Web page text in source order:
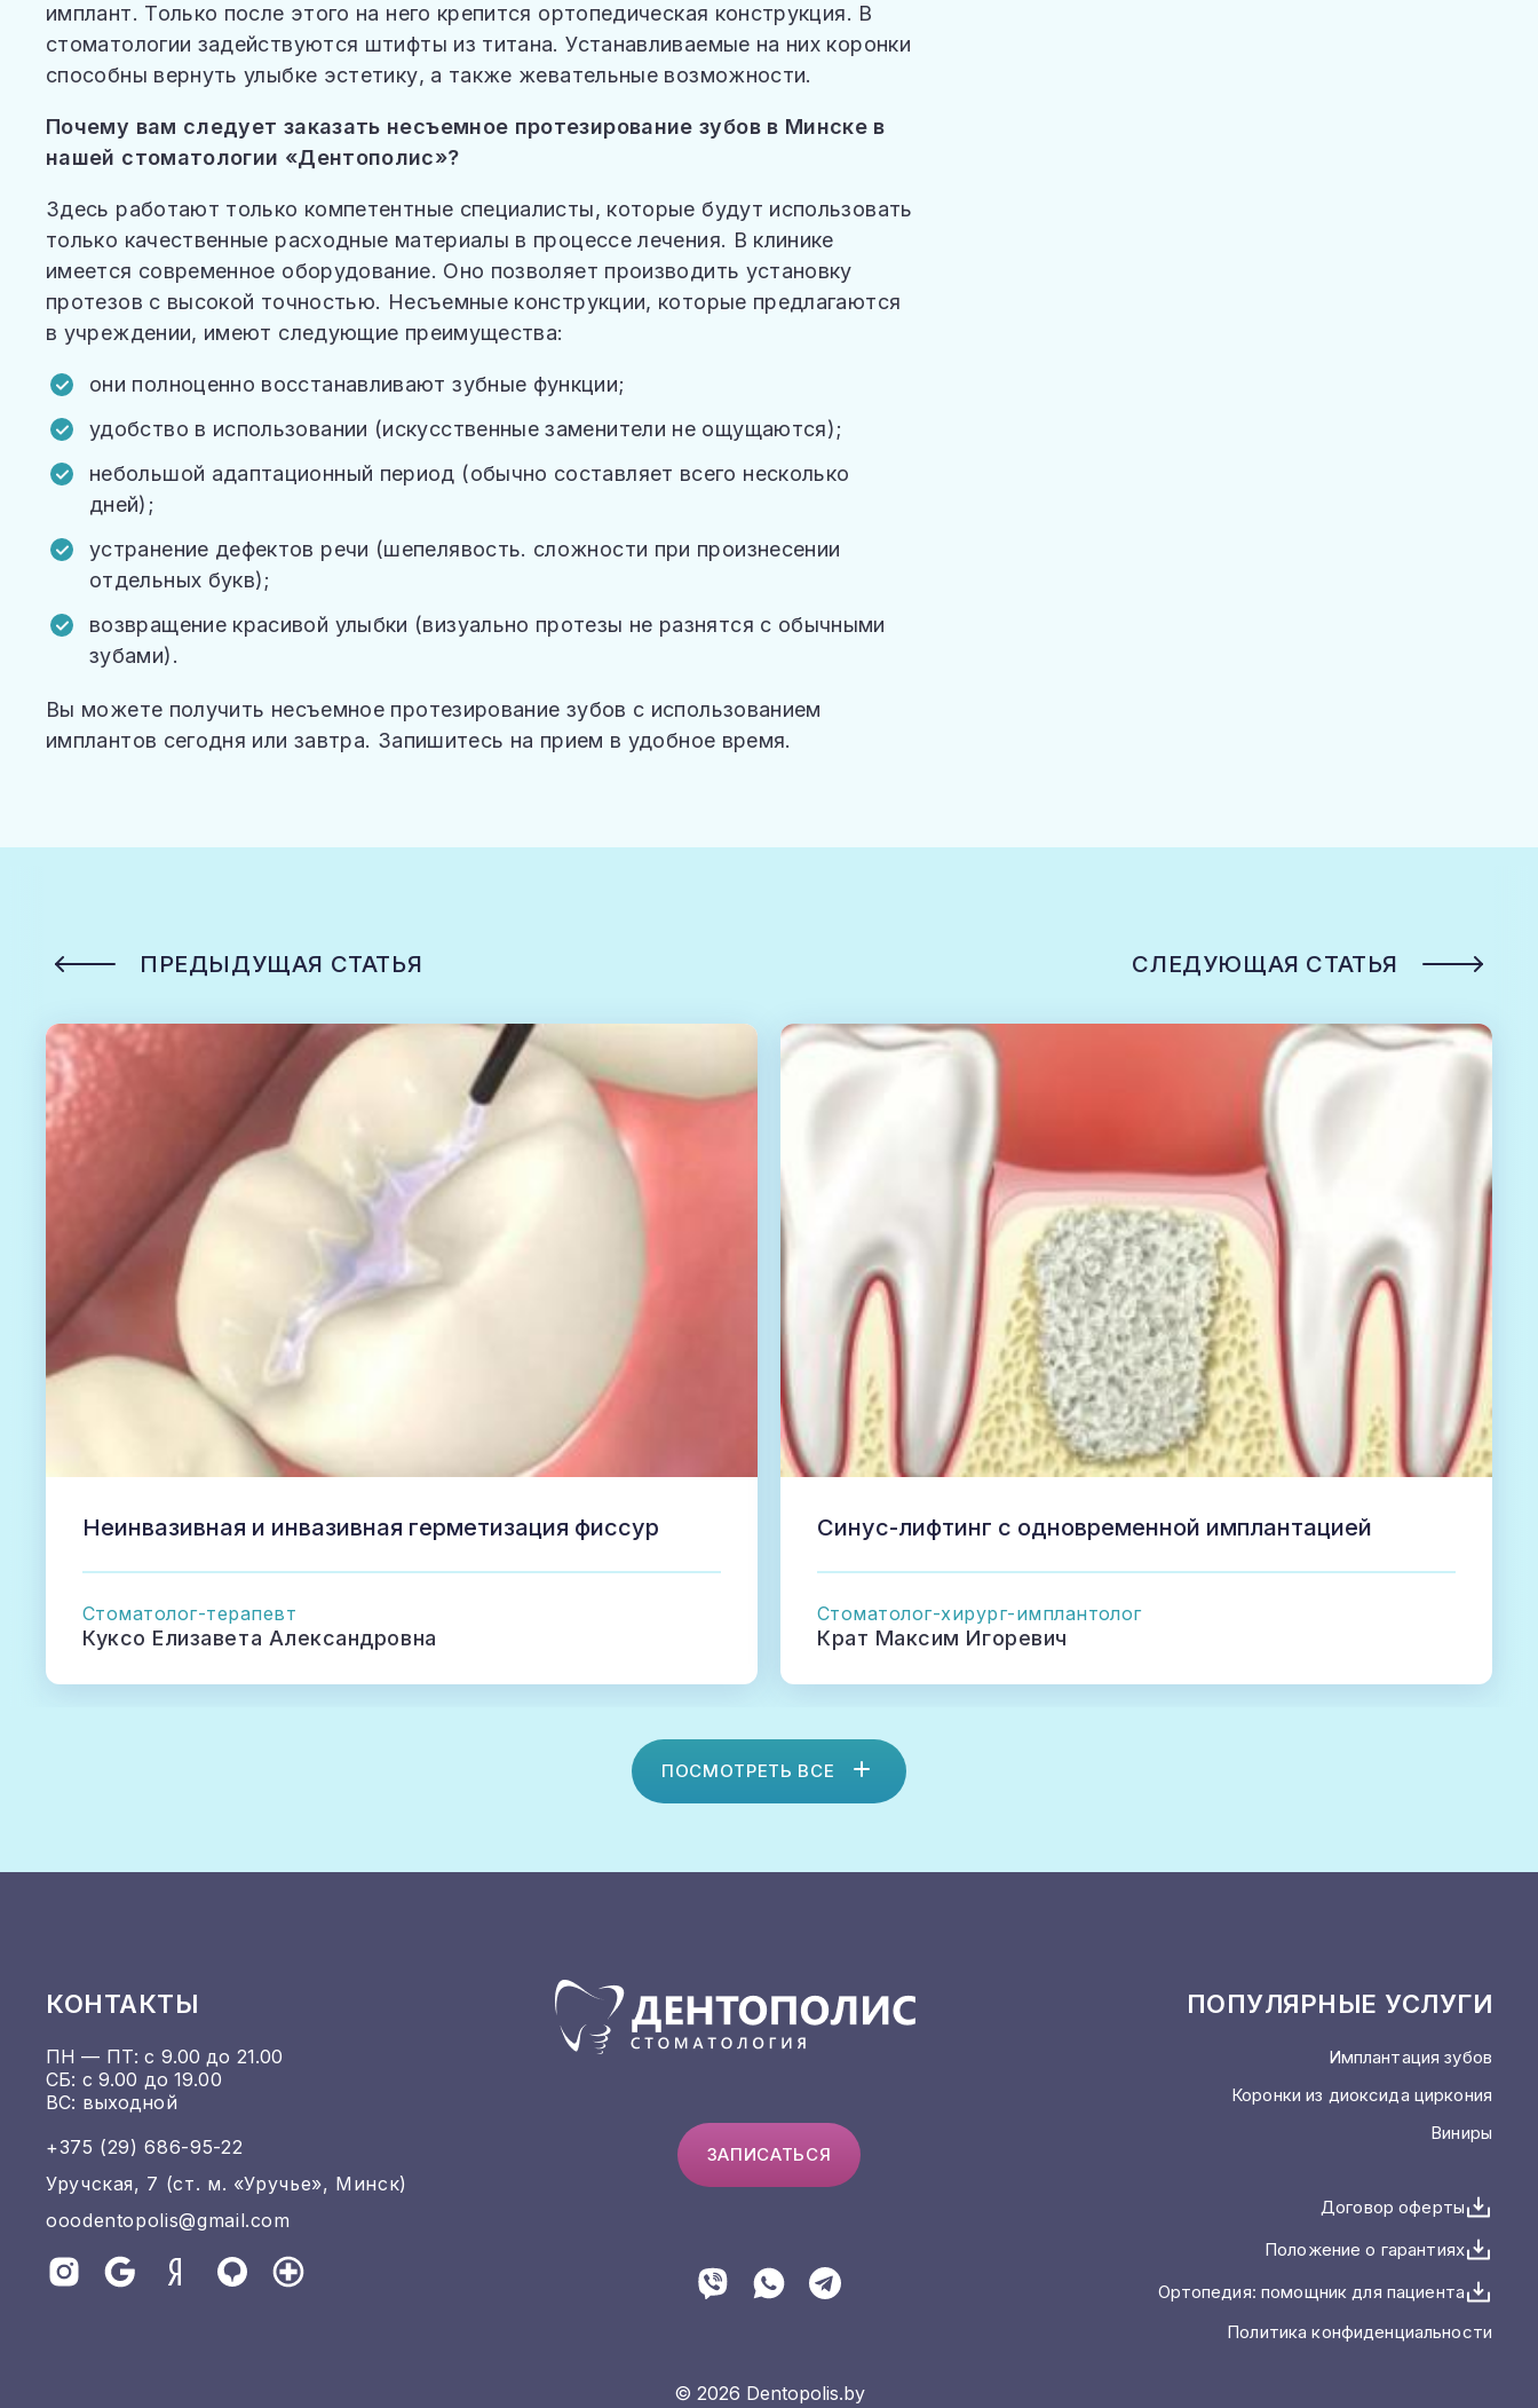
имплант. Только после этого на него крепится ортопедическая конструкция. В
стоматологии задействуются штифты из титана. Устанавливаемые на них коронки
способны вернуть улыбке эстетику, а также жевательные возможности.
Почему вам следует заказать несъемное протезирование зубов в Минске в
нашей стоматологии «Дентополис»?
Здесь работают только компетентные специалисты, которые будут использовать
только качественные расходные материалы в процессе лечения. В клинике
имеется современное оборудование. Оно позволяет производить установку
протезов с высокой точностью. Несъемные конструкции, которые предлагаются
в учреждении, имеют следующие преимущества:
они полноценно восстанавливают зубные функции;
удобство в использовании (искусственные заменители не ощущаются);
небольшой адаптационный период (обычно составляет всего несколько
дней);
устранение дефектов речи (шепелявость. сложности при произнесении
отдельных букв);
возвращение красивой улыбки (визуально протезы не разнятся с обычными
зубами).
Вы можете получить несъемное протезирование зубов с использованием
имплантов сегодня или завтра. Запишитесь на прием в удобное время.
ПРЕДЫДУЩАЯ СТАТЬЯ СЛЕДУЮЩАЯ СТАТЬЯ
Неинвазивная и инвазивная герметизация фиссур
Cтоматолог-терапевт
Куксо Елизавета Александровна
Синус-лифтинг с одновременной имплантацией
Стоматолог-хирург-имплантолог
Крат Максим Игоревич
ПОСМОТРЕТЬ ВСЕ
КОНТАКТЫ
ПН — ПТ: с 9.00 до 21.00
СБ: с 9.00 до 19.00
ВС: выходной
+375 (29) 686-95-22
Уручская, 7 (ст. м. «Уручье», Минск)
ooodentopolis@gmail.com
ЗАПИСАТЬСЯ
ПОПУЛЯРНЫЕ УСЛУГИ
Имплантация зубов
Коронки из диоксида циркония
Виниры
Договор оферты
Положение о гарантиях
Ортопедия: помощник для пациента
Политика конфиденциальности
© 2026 Dentopolis.by